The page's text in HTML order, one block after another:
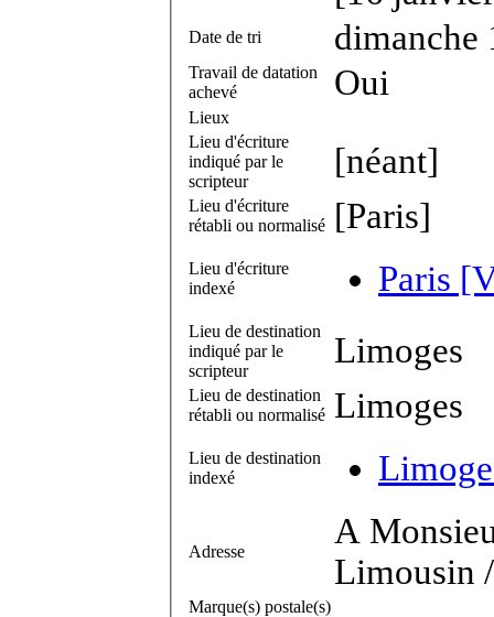
Date de tri dimanche
Travail de datation
achevé
Oui
Lieux
Lieu d'écriture
indiqué par le
scripteur
[néant]
Lieu d'écriture
rétabli ou normalisé [Paris]
Lieu d'écriture
indexé
Paris
Lieu de destination
indiqué par le
scripteur
Limoges
Lieu de destination
rétabli ou normalisé Limoges
Lieu de destination
indexé
Adresse
A
Limousin
Marque(s) postale(s)